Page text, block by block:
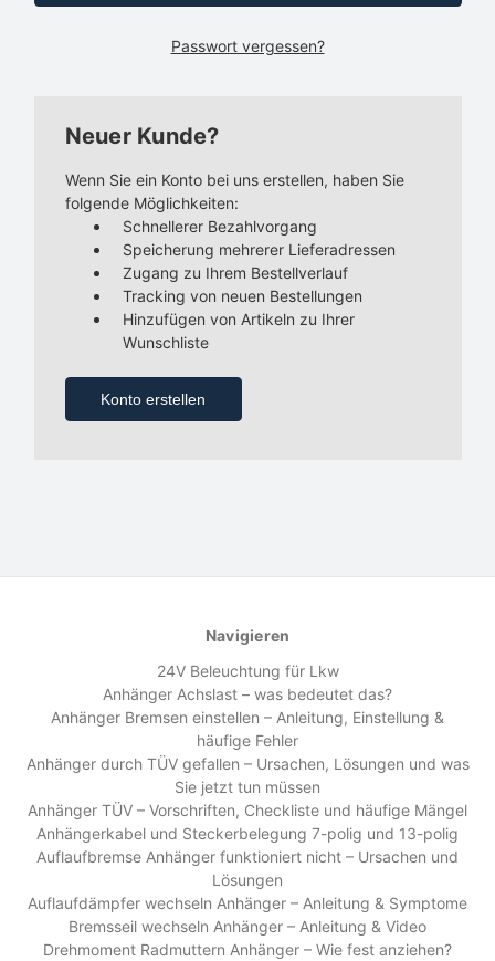
Passwort vergessen?
Neuer Kunde?
Wenn Sie ein Konto bei uns erstellen, haben Sie
folgende Möglichkeiten:
Schnellerer Bezahlvorgang
Speicherung mehrerer Lieferadressen
Zugang zu Ihrem Bestellverlauf
Tracking von neuen Bestellungen
Hinzufügen von Artikeln zu Ihrer
Wunschliste
Konto erstellen
Navigieren
24V Beleuchtung für Lkw
Anhänger Achslast – was bedeutet das?
Anhänger Bremsen einstellen – Anleitung, Einstellung &
häufige Fehler
Anhänger durch TÜV gefallen – Ursachen, Lösungen und was
Sie jetzt tun müssen
Anhänger TÜV – Vorschriften, Checkliste und häufige Mängel
Anhängerkabel und Steckerbelegung 7-polig und 13-polig
Auflaufbremse Anhänger funktioniert nicht – Ursachen und
Lösungen
Auflaufdämpfer wechseln Anhänger – Anleitung & Symptome
Bremsseil wechseln Anhänger – Anleitung & Video
Drehmoment Radmuttern Anhänger – Wie fest anziehen?